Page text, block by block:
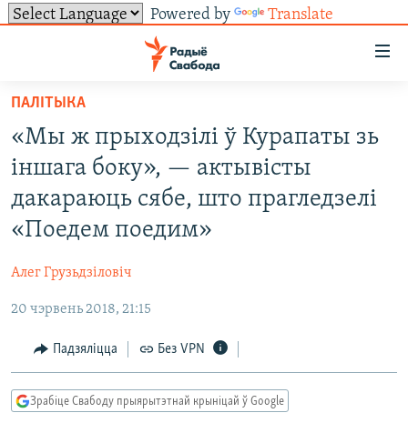
Powered by Translate
ўнівэрсальнага
доступу
Перайсьці
галоўнага
зьместу
Перайсьці
да
галоўнай
навігацыі
Перайсьці
пошуку
ЛЮДЗІ
ЭКАНОМІКА
ВАЙНА
БЕЛАРУСЫ НА ВАЙНЕ
КУЛЬТУРА
ТОЛЬКІ НА СВАБОДЗЕ
БЛОГІ
ПАДКАСТЫ
КНІГІ
АЎДЫЁКНІГІ
МОВА
АБЫСЬЦІ БЛЯКАВАНЬНЕ
ПАДПІСАЦЦА
ПАДКАСТЫ
FACEBOOK
TWITTER
САЧЫЦЕ ЗА АБНАЎЛЕНЬНЯМІ
Усе сайты РС/РСЭ
ПАЛІТЫКА
«Мы ж прыходзілі ў Курапаты зь
іншага боку», — актывісты
дакараюць сябе, што прагледзелі
«Поедем поедим»
Алег Грузьдзіловіч
20 чэрвень 2018, 21:15
Падзяліцца Без VPN
Зрабіце Свабоду прыярытэтнай крыніцай ў Google